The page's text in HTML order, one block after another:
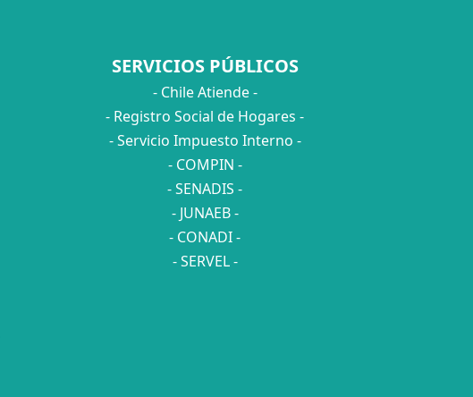
SERVICIOS PÚBLICOS
- Chile Atiende -
- Registro Social de Hogares -
- Servicio Impuesto Interno -
- COMPIN -
- SENADIS -
- JUNAEB -
- CONADI -
- SERVEL -